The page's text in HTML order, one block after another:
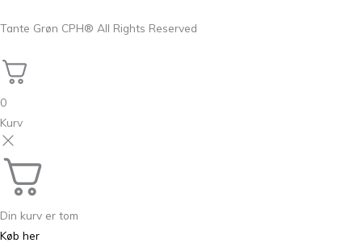
Tante Grøn CPH® All Rights Reserved
0
Kurv
Din kurv er tom
Køb her